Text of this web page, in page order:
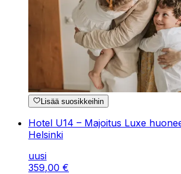
Lisää suosikkeihin
Hotel U14 – Majoitus Luxe
Helsinki
uusi
359,00 €